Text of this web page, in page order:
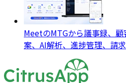
MeetのMTGから議事録、
案、AI解析、進捗管理、請